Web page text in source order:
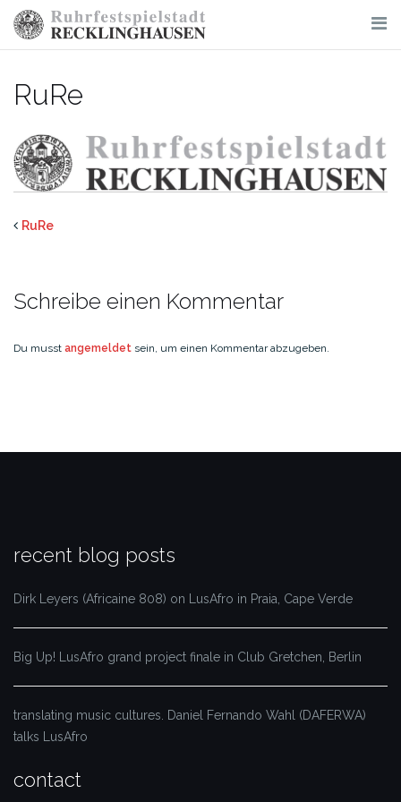
Skip
content
RuRe
RuRe
Schreibe einen Kommentar
Du musst angemeldet sein, um einen Kommentar abzugeben.
recent blog posts
Dirk Leyers (Africaine 808) on LusAfro in Praia, Cape Verde
Big Up! LusAfro grand project finale in Club Gretchen, Berlin
translating music cultures. Daniel Fernando Wahl (DAFERWA)
talks LusAfro
contact